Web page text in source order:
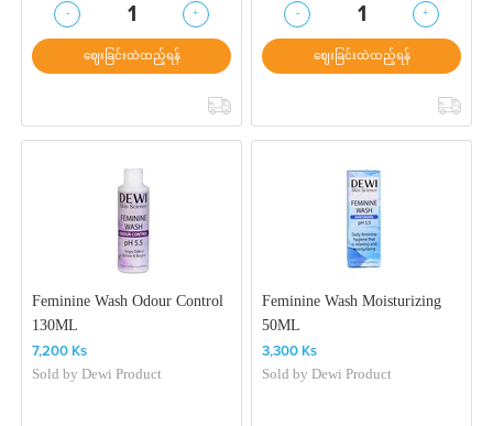
- 1
+
ဈေးခြင်းထဲထည့်ရန်
- 1
+
ဈေးခြင်းထဲထည့်ရန်
Feminine Wash Odour Control
130ML
7,200 Ks
Sold byDewi Product
Feminine Wash Moisturizing
50ML
3,300 Ks
Sold byDewi Product